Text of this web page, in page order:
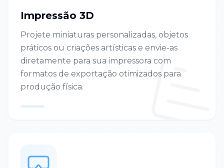
Impressão 3D
Projete miniaturas personalizadas, objetos
práticos ou criações artísticas e envie-as
diretamente para sua impressora com
formatos de exportação otimizados para
produção física.